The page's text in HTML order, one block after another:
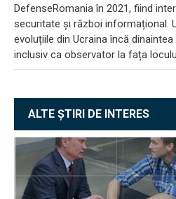
DefenseRomania în 2021, fiind
securitate și război informațional.
evoluțiile din Ucraina încă
inclusiv ca observator la fața
ALTE ȘTIRI DE INTERES